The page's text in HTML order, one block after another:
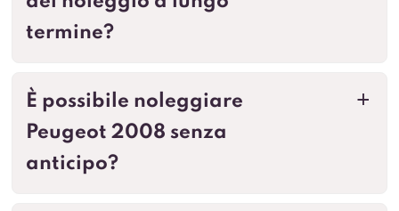
termine?
a
È possibile noleggiare
Peugeot 2008 senza
anticipo?